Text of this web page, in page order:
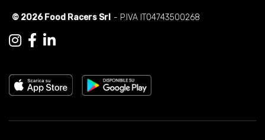
© 2026 Food Racers Srl - P.IVA IT04743500268